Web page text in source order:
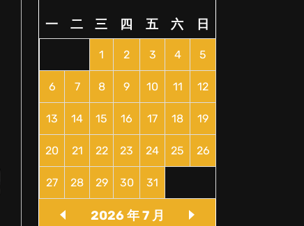
2026 年 7 月
一 二 三 四 五 六 日
1 2 3 4 5
6 7 8 9 10 11 12
13 14 15 16 17 18 19
20 21 22 23 24 25 26
27 28 29 30 31